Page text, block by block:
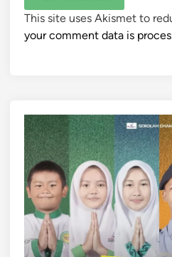
This site uses Akismet to
your comment data is